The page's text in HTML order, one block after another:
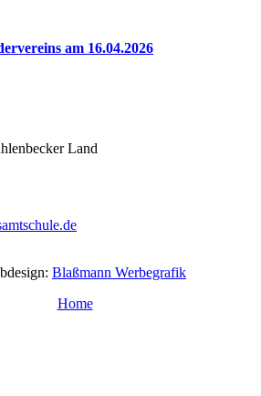
am 16.04.2026
Land
Blaßmann Werbegrafik
Home